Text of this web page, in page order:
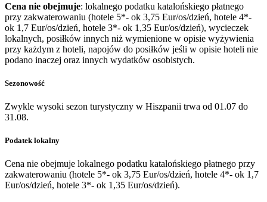
Cena nie obejmuje: lokalnego podatku katalońskiego płatnego
przy zakwaterowaniu (hotele 5*- ok 3,75 Eur/os/dzień, hotele 4*-
ok 1,7 Eur/os/dzień, hotele 3*- ok 1,35 Eur/os/dzień), wycieczek
lokalnych, posiłków innych niż wymienione w opisie wyżywienia
przy każdym z hoteli, napojów do posiłków jeśli w opisie hoteli nie
podano inaczej oraz innych wydatków osobistych.
Sezonowość
Zwykle wysoki sezon turystyczny w Hiszpanii trwa od 01.07 do
31.08.
Podatek lokalny
Cena nie obejmuje lokalnego podatku katalońskiego płatnego przy
zakwaterowaniu (hotele 5*- ok 3,75 Eur/os/dzień, hotele 4*- ok 1,7
Eur/os/dzień, hotele 3*- ok 1,35 Eur/os/dzień).